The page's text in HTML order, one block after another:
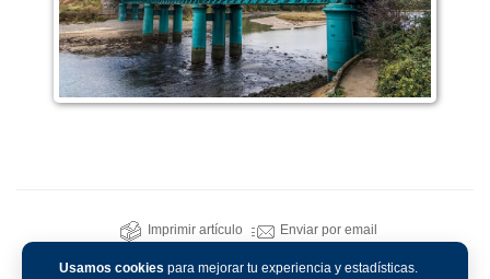
Usamos cookies para mejorar tu experiencia y estadísticas.
Imprimir artículo Enviar por email